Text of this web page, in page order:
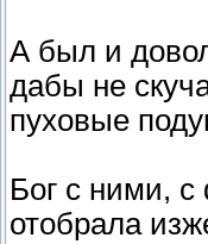
А был и
дабы не
пуховые
Бог с ними, с
отобрала